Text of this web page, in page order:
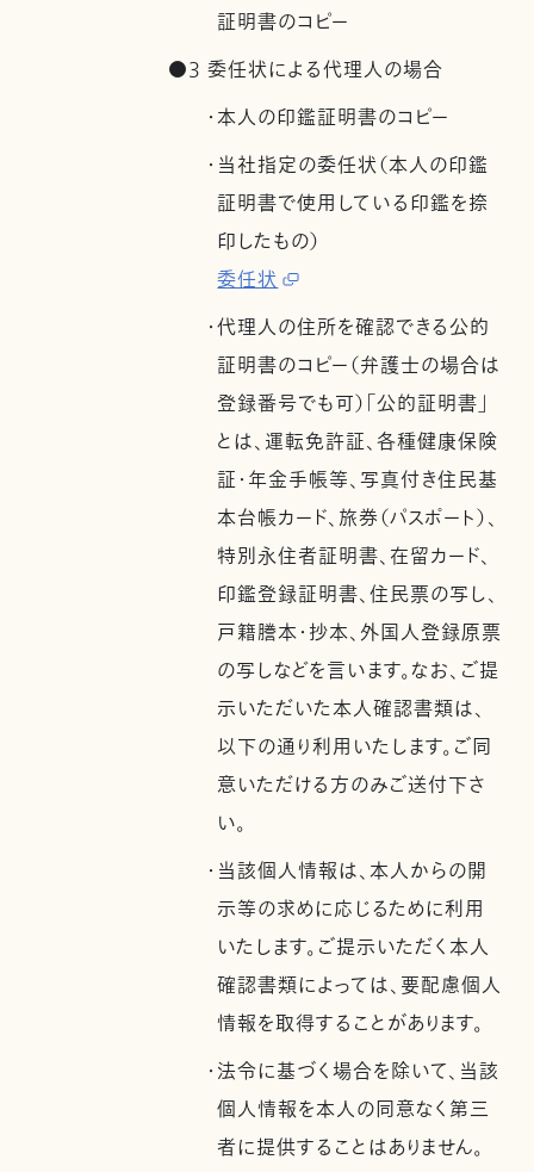
証明書のコピー
●3 委任状による代理人の場合
・本人の印鑑証明書のコピー
・当社指定の委任状（本人の印鑑
証明書で使用している印鑑を捺
印したもの）
委任状
・代理人の住所を確認できる公的
証明書のコピー（弁護士の場合は
登録番号でも可）「公的証明書」
とは、運転免許証、各種健康保険
証・年金手帳等、写真付き住民基
本台帳カード、旅券（パスポート）、
特別永住者証明書、在留カード、
印鑑登録証明書、住民票の写し、
戸籍謄本・抄本、外国人登録原票
の写しなどを言います。なお、ご提
示いただいた本人確認書類は、
以下の通り利用いたします。ご同
意いただける方のみご送付下さ
い。
・当該個人情報は、本人からの開
示等の求めに応じるために利用
いたします。ご提示いただく本人
確認書類によっては、要配慮個人
情報を取得することがあります。
・法令に基づく場合を除いて、当該
個人情報を本人の同意なく第三
者に提供することはありません。